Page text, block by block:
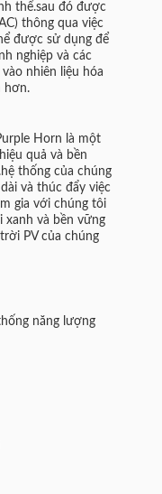
thể.sau đó được
thông qua việc
được sử dụng để
nghiệp và các
nhiên liệu hóa
hơn.
Horn là một
quả và bền
thống của chúng
và thúc đẩy việc
gia với chúng tôi
xanh và bền vững
PV của chúng
năng lượng